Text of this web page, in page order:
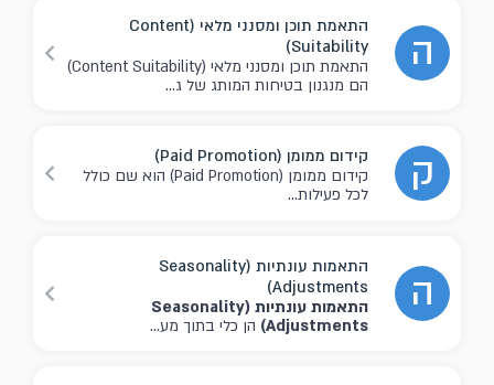
ה
התאמת תוכן ומסנני מלאי (Content
Suitability)
התאמת תוכן ומסנני מלאי (Content Suitability)
הם מנגנון בטיחות המותג של ג...
ק
קידום ממומן (Paid Promotion)
קידום ממומן (Paid Promotion) הוא שם כולל
לכל פעילות...
ה
התאמות עונתיות (Seasonality
Adjustments)
התאמות עונתיות (Seasonality
Adjustments) הן כלי בתוך מע...